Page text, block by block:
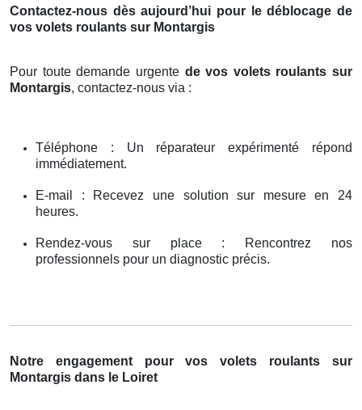
Contactez-nous dès aujourd’hui pour le déblocage de
vos volets roulants sur Montargis
Pour toute demande urgente de vos volets roulants sur
Montargis, contactez-nous via :
Téléphone : Un réparateur expérimenté répond
immédiatement.
E-mail : Recevez une solution sur mesure en 24
heures.
Rendez-vous sur place : Rencontrez nos
professionnels pour un diagnostic précis.
Notre engagement pour vos volets roulants sur
Montargis dans le Loiret